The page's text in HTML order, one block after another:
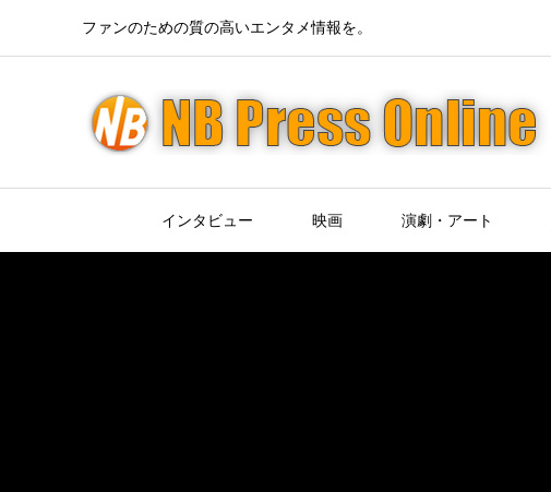
ファンのための質の高いエンタメ情報を。
インタビュー 映画 演劇・アート